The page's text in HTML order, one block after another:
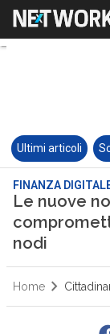
Ultimi articoli
FINANZA
Le nuove
nodi
Home